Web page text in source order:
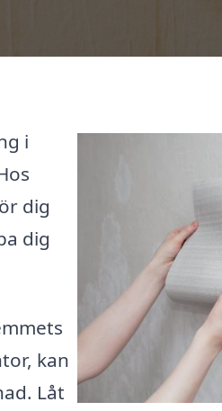
i
dig
dig
kan
Låt